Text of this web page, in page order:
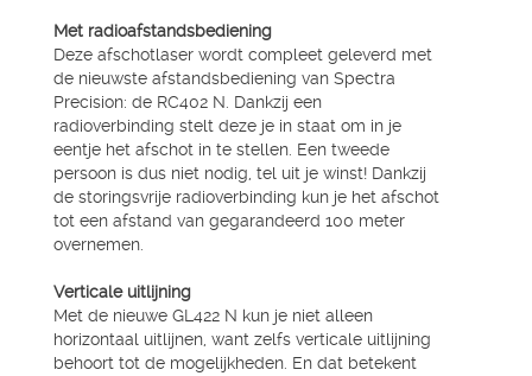
Met radioafstandsbediening
Deze afschotlaser wordt compleet geleverd met
de nieuwste afstandsbediening van Spectra
Precision: de RC402 N. Dankzij een
radioverbinding stelt deze je in staat om in je
eentje het afschot in te stellen. Een tweede
persoon is dus niet nodig, tel uit je winst! Dankzij
de storingsvrije radioverbinding kun je het afschot
tot een afstand van gegarandeerd 100 meter
overnemen.
Verticale uitlijning
Met de nieuwe GL422 N kun je niet alleen
horizontaal uitlijnen, want zelfs verticale uitlijning
behoort tot de mogelijkheden. En dat betekent